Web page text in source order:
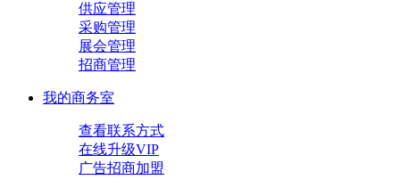
供应管理
采购管理
展会管理
招商管理
我的商务室
查看联系方式
在线升级VIP
广告招商加盟